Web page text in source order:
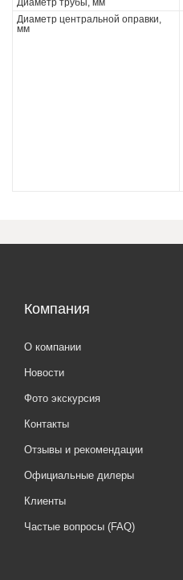
Диаметр трубы, мм
Диаметр центральной оправки,
мм
Компания
О компании
Новости
Фото экскурсия
Контакты
Отзывы и рекомендации
Официальные дилеры
Клиенты
Частые вопросы (FAQ)